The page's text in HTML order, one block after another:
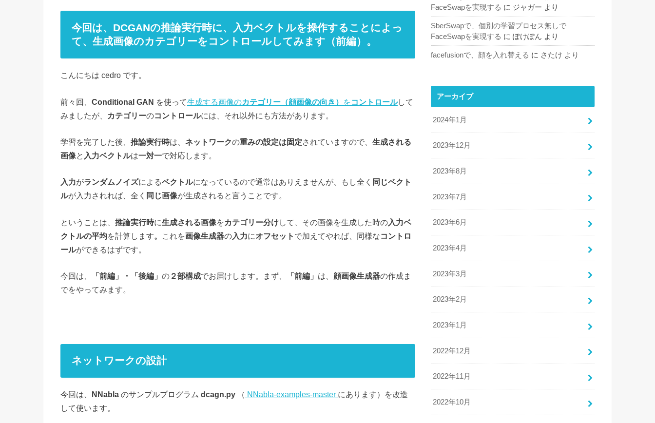
今回は、DCGANの推論実行時に、入力ベクトルを操作することによっ
て、生成画像のカテゴリーをコントロールしてみます（前編）。
こんにちは cedro です。
前々回、 Conditional GAN を使って生成する画像のカテゴリー（顔画像の向き） をコントロールして
みましたが、
カテゴリーのコントロールには、それ以外にも方法があります。
学習を完了した後、 推論実行時は、 ネットワークの重みの設定は固定されていますので、 生成される
画像と 入力ベクトルは一対一で対応します。
入力がランダムノイズによるベクトルになっているので通常はありえませんが、もし全く 同じベクト
ルが入力されれば、全く 同じ画像が生成されると言うことです。
ということは、 推論実行時に生成される画像をカテゴリー分けして、その画像を生成した時の入力ベ
クトルの平均を計算します。 これを画像生成器の入力にオフセット で加えてやれば、同様なコントロ
ールができるはずです。
今回は、 「前編」・「後編」 の ２部構成でお届けします。まず、 「前編」 は、 顔画像生成器の作成ま
でをやってみます。
ネットワークの設計
今回は、 NNabla のサンプルプログラム dcagn.py （ NNabla-examples-master にあります）を改造
して使います。
FaceSwapを実現する に ジャガー より
SberSwapで、個別の学習プロセス無しで
FaceSwapを実現する に ぽけぽん より
facefusionで、顔を入れ替える に さたけ より
アーカイブ
2024年1月
2023年12月
2023年8月
2023年7月
2023年6月
2023年4月
2023年3月
2023年2月
2023年1月
2022年12月
2022年11月
2022年10月